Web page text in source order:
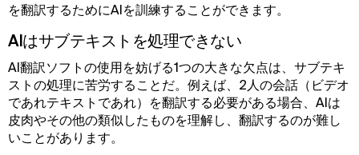
を翻訳するためにAIを訓練することができます。
AIはサブテキストを処理できない
AI翻訳ソフトの使用を妨げる1つの大きな欠点は、サブテキ
ストの処理に苦労することだ。例えば、2人の会話（ビデオ
であれテキストであれ）を翻訳する必要がある場合、AIは
皮肉やその他の類似したものを理解し、翻訳するのが難し
いことがあります。